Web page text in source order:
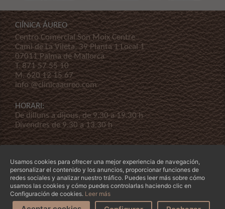
ClÍNICA ÁUREO
Centro Comercial Son Moix Centre
Cami de La Vileta, 39 Planta 1 Local 1
07011 Palma de Mallorca
T.871 57 55 10
M.620 12 15 67
info @clinicaaureo.com
HORARI:
De dilluns a dijous, de 9.30 a 19.30 h
Divendres de 9.30 a 13.30 h
© Copyright 2026 Clínica Áureo S.L.Legal-Declaración de Accessibilidad
condicions-La nostra empresa
Usamos cookies para ofrecer una mejor experiencia de navegación,
personalizar el contenido y los anuncios, proporcionar funciones de
redes sociales y analizar nuestro tráfico. Puedes leer más sobre cómo
usamos las cookies y cómo puedes controlarlas haciendo clic en
Configuración de cookies. Leer más